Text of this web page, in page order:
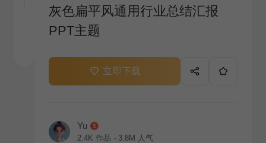
灰色扁平风通用行业总结汇报
PPT主题
立即下载
Yu
2.4K 作品 3.8M 人气